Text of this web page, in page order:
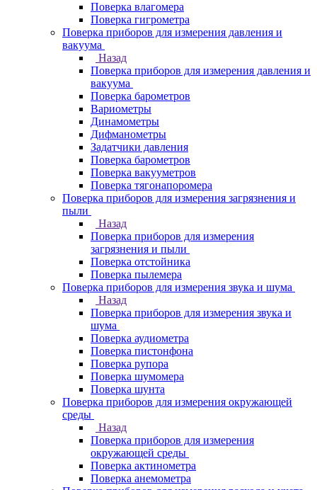
Поверка влагомера
Поверка гигрометра
Поверка приборов для измерения давления и
вакуума
Назад
Поверка приборов для измерения давления и
вакуума
Поверка барометров
Вариометры
Динамометры
Дифманометры
Задатчики давления
Поверка барометров
Поверка вакууметров
Поверка тягонапоромера
Поверка приборов для измерения загрязнения и
пыли
Назад
Поверка приборов для измерения
загрязнения и пыли
Поверка отстойника
Поверка пылемера
Поверка приборов для измерения звука и шума
Назад
Поверка приборов для измерения звука и
шума
Поверка аудиометра
Поверка пистонфона
Поверка рупора
Поверка шумомера
Поверка шунта
Поверка приборов для измерения окружающей
среды
Назад
Поверка приборов для измерения
окружающей среды
Поверка актинометра
Поверка анемометра